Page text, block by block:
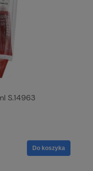
S.14963
Do koszyka